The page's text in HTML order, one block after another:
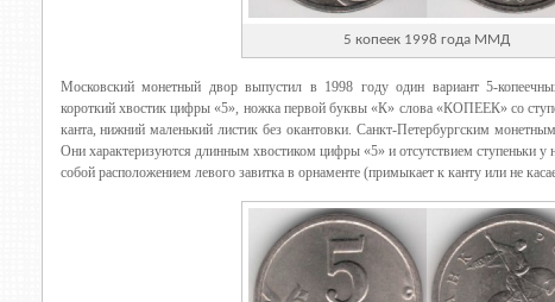
5 копеек 1998 года ММД
Московский монетный двор выпустил в 1998 году один вариант 5-
короткий хвостик цифры «5», ножка первой буквы «К» слова «КОПЕЕК» со
канта, нижний маленький листик без окантовки. Санкт-Петербургским
Они характеризуются длинным хвостиком цифры «5» и отсутствием ступеньки
собой расположением левого завитка в орнаменте (примыкает к канту или не